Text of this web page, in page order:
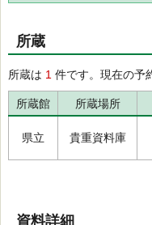
所蔵
所蔵は 1 件です。現在の予
所蔵館 所蔵場所
県立 貴重資料庫
資料詳細